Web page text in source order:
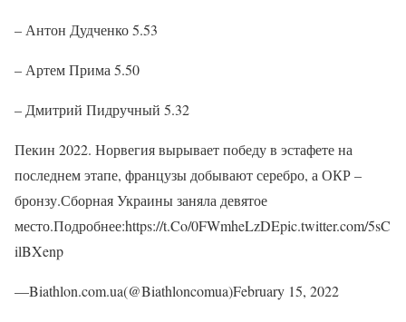
– Антон Дудченко 5.53
– Артем Прима 5.50
– Дмитрий Пидручный 5.32
Пекин 2022. Норвегия вырывает победу в эстафете на
последнем этапе, французы добывают серебро, а ОКР –
бронзу.Сборная Украины заняла девятое
место.Подробнее:https://t.Co/0FWmheLzDEpic.twitter.com/5sC
ilBXenp
—Biathlon.com.ua(@Biathloncomua)February 15, 2022